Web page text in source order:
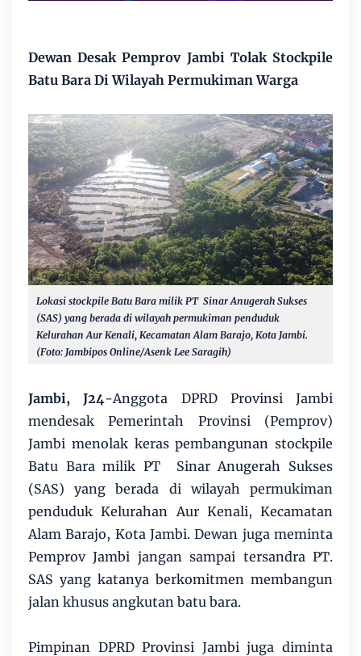
Dewan Desak Pemprov Jambi Tolak Stockpile
Batu Bara Di Wilayah Permukiman Warga
Lokasi stockpile Batu Bara milik PT Sinar Anugerah Sukses
(SAS) yang berada di wilayah permukiman penduduk
Kelurahan Aur Kenali, Kecamatan Alam Barajo, Kota Jambi.
(Foto: Jambipos Online/Asenk Lee Saragih)
Jambi, J24-Anggota DPRD Provinsi Jambi
mendesak Pemerintah Provinsi (Pemprov)
Jambi menolak keras pembangunan stockpile
Batu Bara milik PT Sinar Anugerah Sukses
(SAS) yang berada di wilayah permukiman
penduduk Kelurahan Aur Kenali, Kecamatan
Alam Barajo, Kota Jambi. Dewan juga meminta
Pemprov Jambi jangan sampai tersandra PT.
SAS yang katanya berkomitmen membangun
jalan khusus angkutan batu bara.
Pimpinan DPRD Provinsi Jambi juga diminta